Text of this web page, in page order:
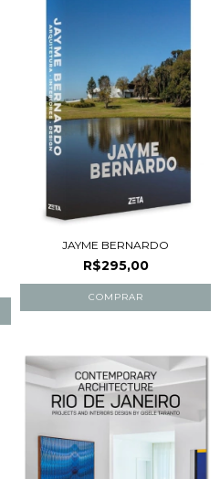
JAYME BERNARDO
R$295,00